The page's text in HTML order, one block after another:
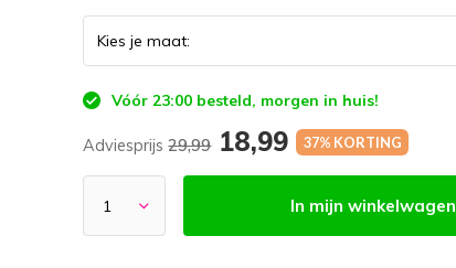
Vóór 23:00 besteld, morgen in huis!
Adviesprijs 29,9918,99 37% KORTING
In mijn winkelwagen